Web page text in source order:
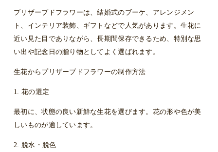
プリザーブドフラワーは、結婚式のブーケ、アレンジメン
ト、インテリア装飾、ギフトなどで人気があります。生花に
近い見た目でありながら、長期間保存できるため、特別な思
い出や記念日の贈り物としてよく選ばれます。
生花からプリザーブドフラワーの制作方法
1. 花の選定
最初に、状態の良い新鮮な生花を選びます。花の形や色が美
しいものが適しています。
2. 脱水・脱色